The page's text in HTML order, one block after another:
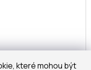
které mohou být